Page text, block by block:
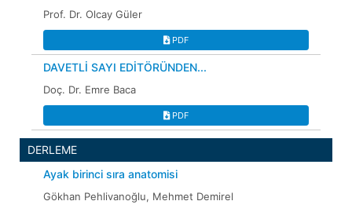
Prof. Dr. Olcay Güler
PDF
DAVETLİ SAYI EDİTÖRÜNDEN...
Doç. Dr. Emre Baca
PDF
DERLEME
Ayak birinci sıra anatomisi
Gökhan Pehlivanoğlu, Mehmet Demirel